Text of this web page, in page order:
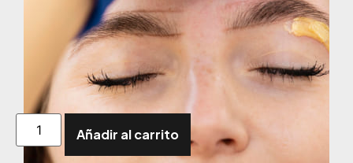
Añadir al carrito